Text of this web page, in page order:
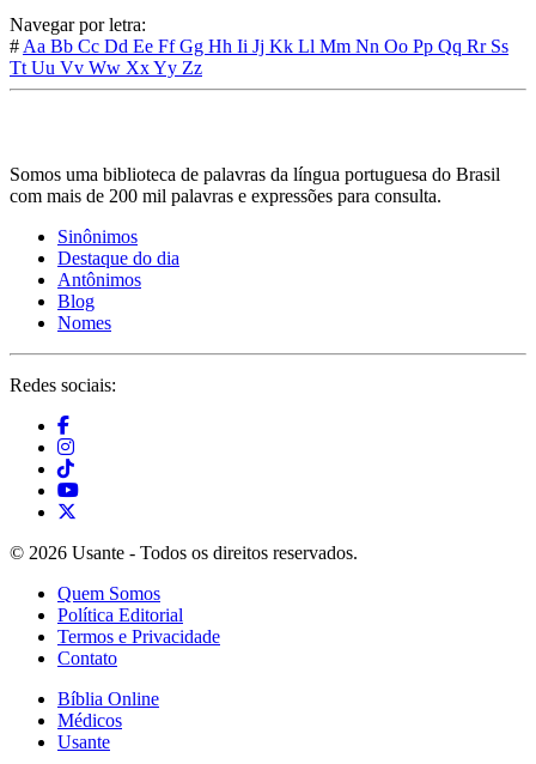
Navegar por letra:
# Aa Bb Cc Dd Ee FfGg Hh Ii Jj Kk Ll Mm Nn Oo Pp Qq Rr Ss
Tt Uu Vv Ww XxYy Zz
Somos uma biblioteca de palavras da língua portuguesa do Brasil
com mais de 200 mil palavras e expressões para consulta.
Sinônimos
Destaque do dia
Antônimos
Blog
Nomes
Redes sociais:
© 2026 Usante - Todos os direitos reservados.
Quem Somos
Política Editorial
Termos e Privacidade
Contato
Bíblia Online
Médicos
Usante